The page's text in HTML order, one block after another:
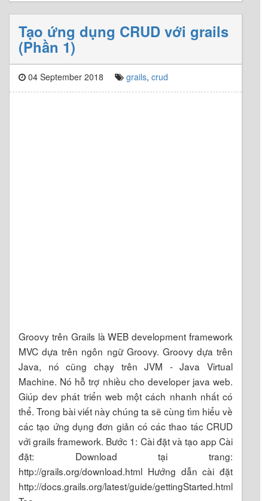
Tạo ứng dụng CRUD với grails
(Phần 1)
04 September 2018 grails, crud
Groovy trên Grails là WEB development framework
MVC dựa trên ngôn ngữ Groovy. Groovy dựa trên
Java, nó cũng chạy trên JVM - Java Virtual
Machine. Nó hỗ trợ nhiều cho developer java web.
Giúp dev phát triển web một cách nhanh nhất có
thể. Trong bài viết này chúng ta sẽ cùng tìm hiểu về
các tạo ứng dụng đơn giản có các thao tác CRUD
với grails framework. Bước 1: Cài đặt và tạo app Cài
đặt: Download tại trang:
http://grails.org/download.html Hướng dẫn cài đặt
http://docs.grails.org/latest/guide/gettingStarted.html